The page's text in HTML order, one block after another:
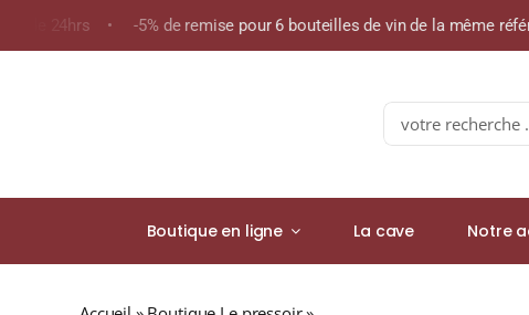
24hrs • -5% de remise pour 6 bouteilles de vin de la même
Search
for:
Boutique en ligne La cave Notre